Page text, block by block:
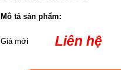
Mô tả sản phẩm:
Giá mới Liên hệ